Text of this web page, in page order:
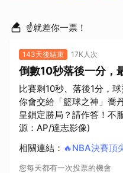
☝就差你一票！
143天後結束 17K人次
倒數10秒落後一分，
比賽剩10秒、落後1分，
你會交給「籃球之神」喬
皇鎖定勝局？請作答！不
源：AP/達志影像)
相關連結 ： 🔥NBA決賽頂
您每天都有一次投票的機會